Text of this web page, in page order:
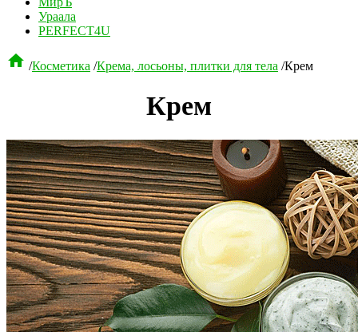
Ураала
PERFECT4U
 /Косметика /Крема, лосьоны, плитки для тела /Крем
Крем